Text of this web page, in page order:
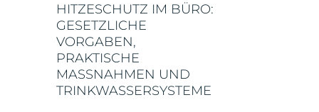
HITZESCHUTZ IM BÜRO:
GESETZLICHE
VORGABEN,
PRAKTISCHE
MASSNAHMEN UND T
RINKWASSERSYSTEME